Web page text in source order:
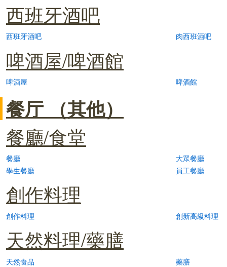
西班牙酒吧
西班牙酒吧 肉西班酒吧
啤酒屋/啤酒館
啤酒屋 啤酒館
餐厅 （其他）
餐廳/食堂
餐廳
大眾餐廳
學生餐廳
員工餐廳
創作料理
創作料理 創新高級料理
天然料理/藥膳
天然食品 藥膳